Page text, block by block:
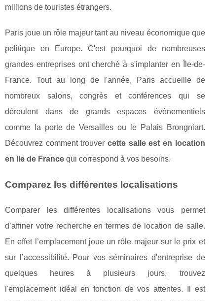
millions de touristes étrangers.
Paris joue un rôle majeur tant au niveau économique que
politique en Europe. C'est pourquoi de nombreuses
grandes entreprises ont cherché à s'implanter en Île-de-
France. Tout au long de l'année, Paris accueille de
nombreux salons, congrès et conférences qui se
déroulent dans de grands espaces évènementiels
comme la porte de Versailles ou le Palais Brongniart.
Découvrez comment trouver cette salle est en location
en Ile de France qui correspond à vos besoins.
Comparez les différentes localisations
Comparer les différentes localisations vous permet
d’affiner votre recherche en termes de location de salle.
En effet l’emplacement joue un rôle majeur sur le prix et
sur l’accessibilité. Pour vos séminaires d'entreprise de
quelques heures à plusieurs jours, trouvez
l'emplacement idéal en fonction de vos attentes. Il est